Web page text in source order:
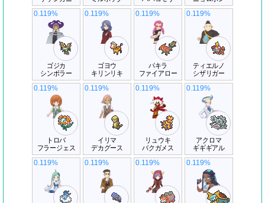
ゴジカ
シンボラー
0.119%
ゴヨウ
キリンリキ
0.119%
パキラ
ファイアロー
0.119%
ティエルノ
シザリガー
0.119%
トロバ
フラージェス
0.119%
イリマ
デカグース
0.119%
リュウキ
バクガメス
0.119%
アクロマ
ギギギアル
0.119%
0.119% 0.119% 0.119% 0.119%